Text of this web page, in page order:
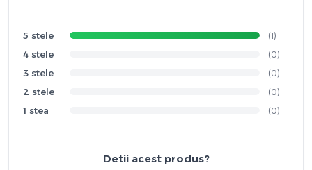
5 stele
(1)
4 stele
(0)
3 stele
(0)
2 stele
(0)
1 stea
(0)
Detii acest produs?